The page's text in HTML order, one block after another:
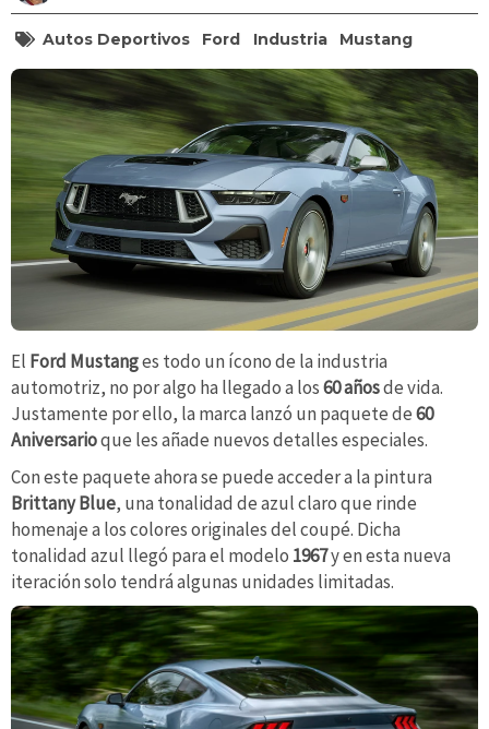
Autos Deportivos Ford Industria Mustang
El Ford Mustanges todo un ícono de la industria
automotriz, no por algo ha llegado a los60 añosde vida.
Justamente por ello, la marca lanzó un paquete de60
Aniversarioque les añade nuevos detalles especiales.
Con este paquete ahora se puede acceder a la pintura
Brittany Blue, una tonalidad de azul claro que rinde
homenaje a los colores originales del coupé. Dicha
tonalidad azul llegó para el modelo 1967y en esta nueva
iteración solo tendrá algunas unidades limitadas.